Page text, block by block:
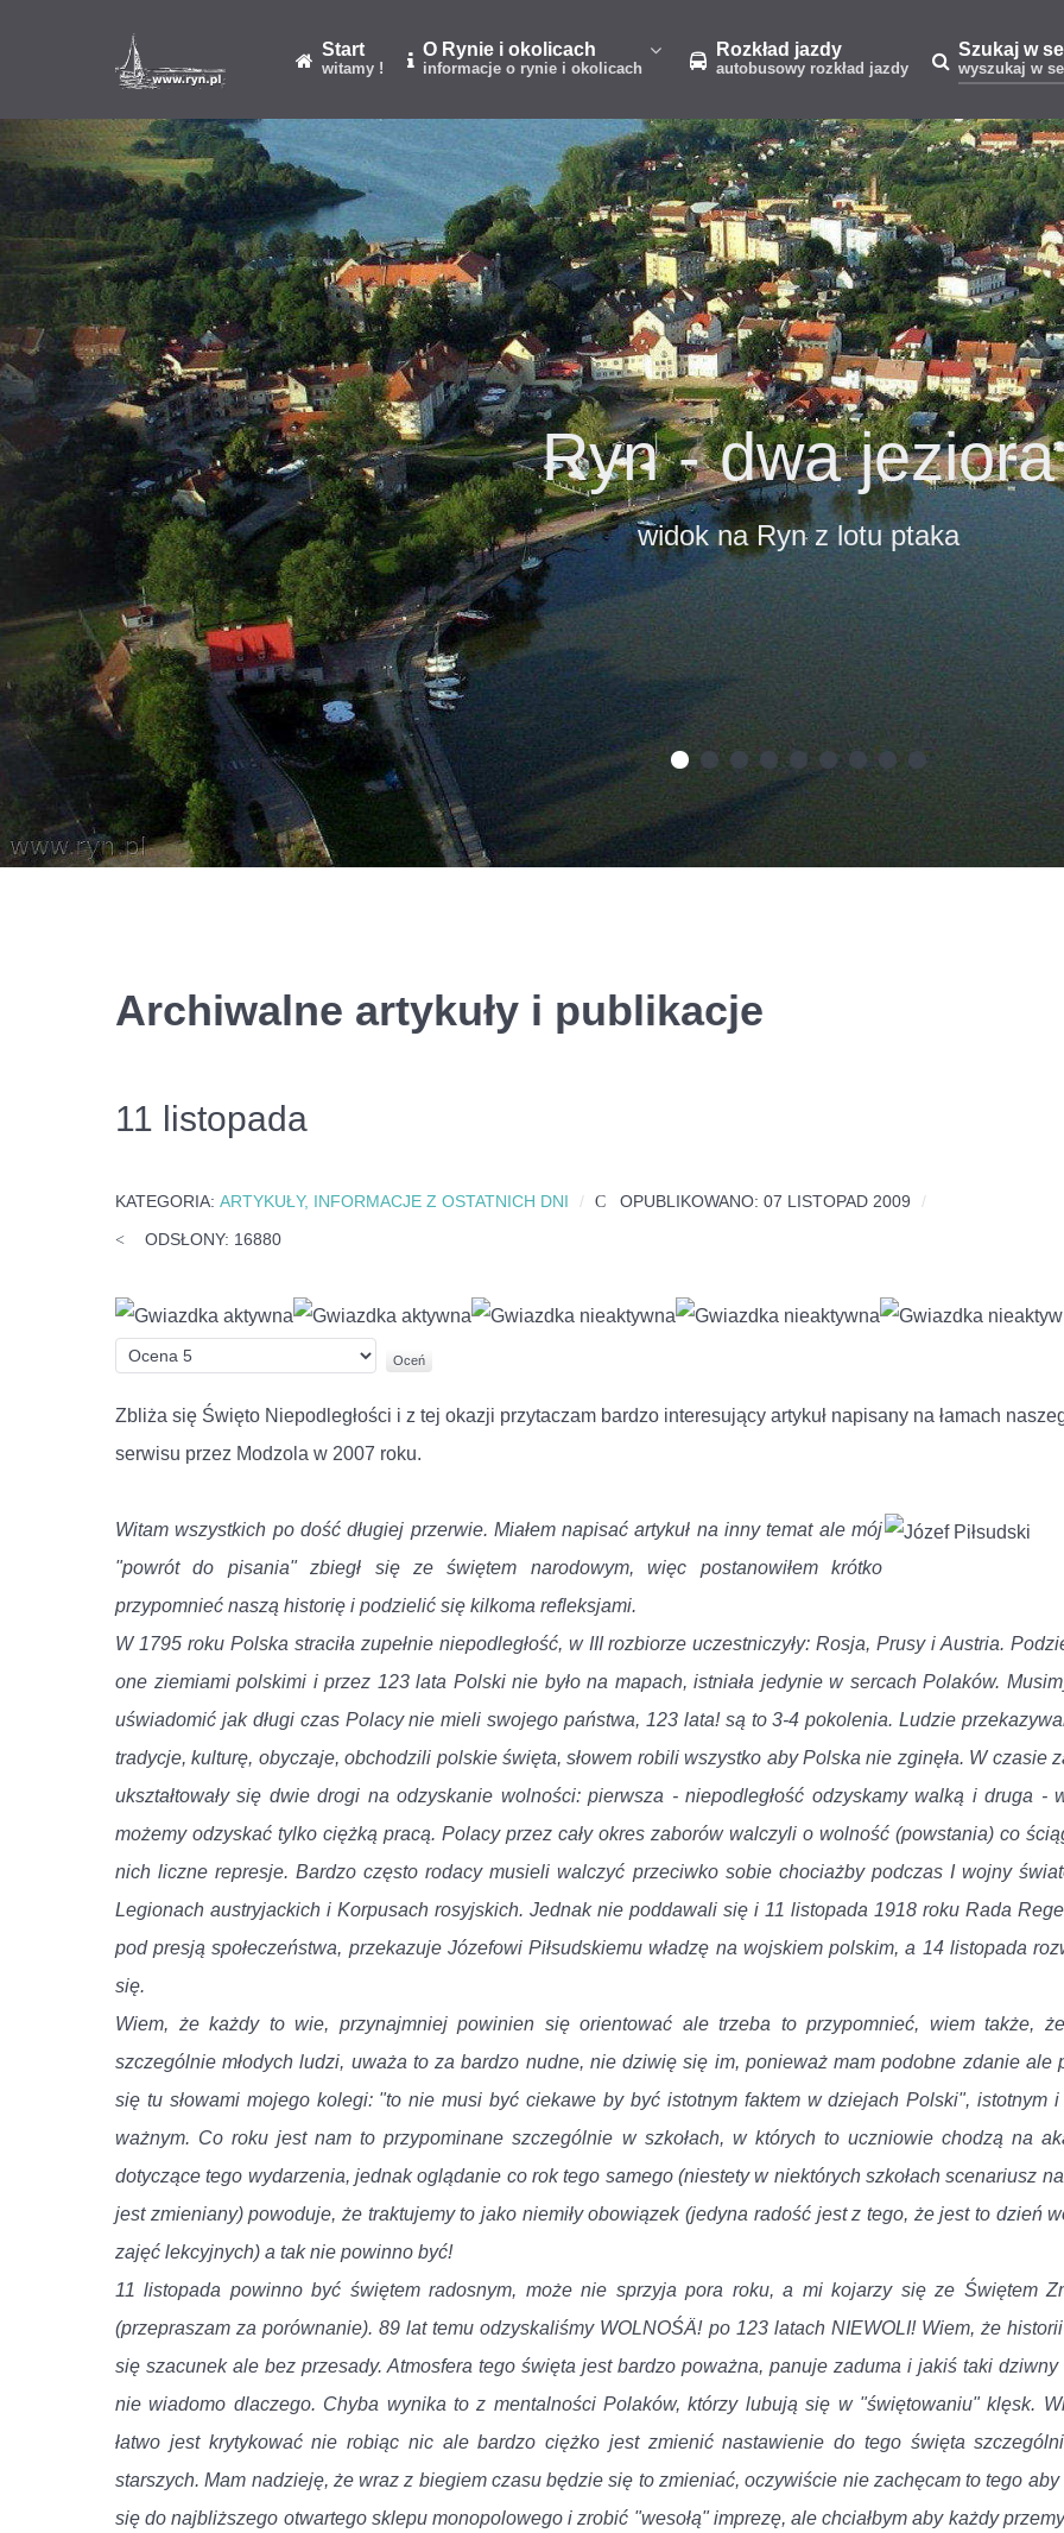
Start
witamy !
O Rynie i okolicach
informacje o rynie i okolicach
Rozkład jazdy
autobusowy rozkład jazdy
Szukaj w
wyszukaj w
Ekomarina
ekomarina - port jachtowy w Rynie
Archiwalne artykuły i publikacje
11 listopada
KATEGORIA: ARTYKUŁY, INFORMACJE Z OSTATNICH DNI OPUBLIKOWANO: 07 LISTOPAD 2009
ODSŁONY: 16880
Ocena
użytkowników:
Proszę,
Zbliża się Święto Niepodległości i z tej okazji przytaczam bardzo interesujący artykuł napisany na łamach
serwisu przez Modzola w 2007 roku.
Witam wszystkich po dość długiej przerwie. Miałem napisać artykuł na inny temat ale mój
"powrót do pisania" zbiegł się ze świętem narodowym, więc postanowiłem krótko
przypomnieć naszą historię i podzielić się kilkoma refleksjami.
W 1795 roku Polska straciła zupełnie niepodległość, w III rozbiorze uczestniczyły: Rosja, Prusy i Austria.
one ziemiami polskimi i przez 123 lata Polski nie było na mapach, istniała jedynie w sercach Polaków.
uświadomić jak długi czas Polacy nie mieli swojego państwa, 123 lata! są to 3-4 pokolenia. Ludzie
tradycje, kulturę, obyczaje, obchodzili polskie święta, słowem robili wszystko aby Polska nie zginęła. W czasie
ukształtowały się dwie drogi na odzyskanie wolności: pierwsza - niepodległość odzyskamy walką i druga -
możemy odzyskać tylko ciężką pracą. Polacy przez cały okres zaborów walczyli o wolność (powstania) co
nich liczne represje. Bardzo często rodacy musieli walczyć przeciwko sobie chociażby podczas I wojny
Legionach austryjackich i Korpusach rosyjskich. Jednak nie poddawali się i 11 listopada 1918 roku Rada
pod presją społeczeństwa, przekazuje Józefowi Piłsudskiemu władzę na wojskiem polskim, a 14 listopada
się.
Wiem, że każdy to wie, przynajmniej powinien się orientować ale trzeba to przypomnieć, wiem także,
szczególnie młodych ludzi, uważa to za bardzo nudne, nie dziwię się im, ponieważ mam podobne zdanie ale
się tu słowami mojego kolegi: "to nie musi być ciekawe by być istotnym faktem w dziejach Polski", istotnym i
ważnym. Co roku jest nam to przypominane szczególnie w szkołach, w których to uczniowie chodzą na
dotyczące tego wydarzenia, jednak oglądanie co rok tego samego (niestety w niektórych szkołach scenariusz
jest zmieniany) powoduje, że traktujemy to jako niemiły obowiązek (jedyna radość jest z tego, że jest to dzień
zajęć lekcyjnych) a tak nie powinno być!
11 listopada powinno być świętem radosnym, może nie sprzyja pora roku, a mi kojarzy się ze Świętem
(przepraszam za porównanie). 89 lat temu odzyskaliśmy WOLNOŚÄ! po 123 latach NIEWOLI! Wiem, że
się szacunek ale bez przesady. Atmosfera tego święta jest bardzo poważna, panuje zaduma i jakiś taki dziwny
nie wiadomo dlaczego. Chyba wynika to z mentalności Polaków, którzy lubują się w "świętowaniu" klęsk.
łatwo jest krytykować nie robiąc nic ale bardzo ciężko jest zmienić nastawienie do tego święta
starszych. Mam nadzieję, że wraz z biegiem czasu będzie się to zmieniać, oczywiście nie zachęcam to tego aby
się do najbliższego otwartego sklepu monopolowego i zrobić "wesołą" imprezę, ale chciałbym aby każdy